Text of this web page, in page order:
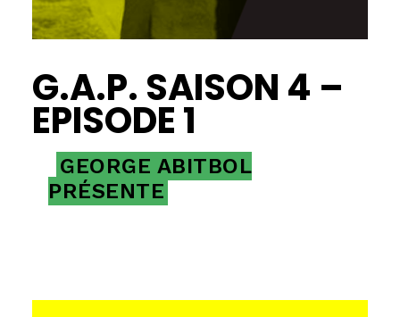
G.A.P. SAISON 4 –
EPISODE 1
GEORGE ABITBOL
PRÉSENTE